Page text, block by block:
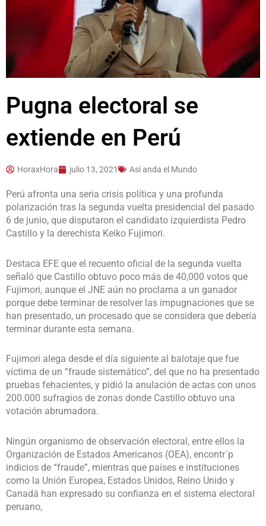
Pugna electoral se
extiende en Perú
HoraxHora julio 13, 2021 Así anda el Mundo
Perú afronta una seria crisis política y una profunda
polarización tras la segunda vuelta presidencial del pasado
6 de junio, que disputaron el candidato izquierdista Pedro
Castillo y la derechista Keiko Fujimori.
Destaca EFE que el recuento oficial de la segunda vuelta
señaló que Castillo obtuvo poco más de 40,000 votos que
Fujimori, aunque el JNE aún no proclama a un ganador
porque debe terminar de resolver las impugnaciones que se
han presentado, un procesado que se considera que debería
terminar durante esta semana.
Fujimori alega desde el día siguiente al balotaje que fue
víctima de un “fraude sistemático”, del que no ha presentado
pruebas fehacientes, y pidió la anulación de actas con unos
200.000 sufragios de zonas donde Castillo obtuvo una
votación abrumadora.
Ningún organismo de observación electoral, entre ellos la
Organización de Estados Americanos (OEA), encontr´p
indicios de “fraude”, mientras que países e instituciones
como la Unión Europea, Estados Unidos, Reino Unido y
Canadá han expresado su confianza en el sistema electoral
peruano,